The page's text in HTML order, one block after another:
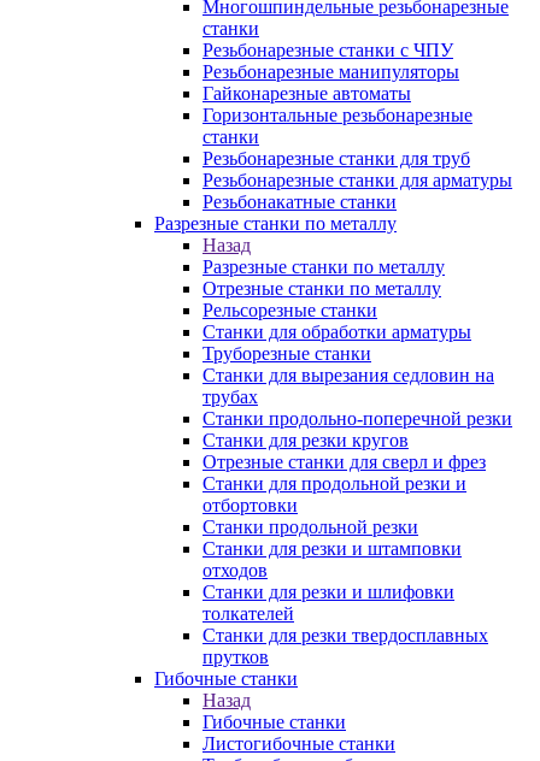
Многошпиндельные резьбонарезные
станки
Резьбонарезные станки с ЧПУ
Резьбонарезные манипуляторы
Гайконарезные автоматы
Горизонтальные резьбонарезные
станки
Резьбонарезные станки для труб
Резьбонарезные станки для арматуры
Резьбонакатные станки
Разрезные станки по металлу
Назад
Разрезные станки по металлу
Отрезные станки по металлу
Рельсорезные станки
Станки для обработки арматуры
Труборезные станки
Станки для вырезания седловин на
трубаx
Станки продольно-поперечной резки
Станки для резки кругов
Отрезные станки для сверл и фрез
Станки для продольной резки и
отбортовки
Станки продольной резки
Станки для резки и штамповки
отходов
Станки для резки и шлифовки
толкателей
Станки для резки твердосплавных
прутков
Гибочные станки
Назад
Гибочные станки
Листогибочные станки